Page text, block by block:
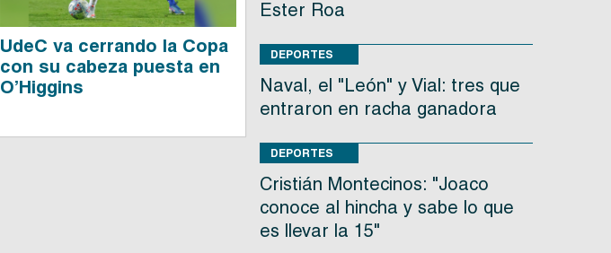
UdeC va cerrando la Copa
con su cabeza puesta en
O’Higgins
Ester Roa
DEPORTES
Naval, el "León" y Vial: tres que
entraron en racha ganadora
DEPORTES
Cristián Montecinos: "Joaco
conoce al hincha y sabe lo que
es llevar la 15"